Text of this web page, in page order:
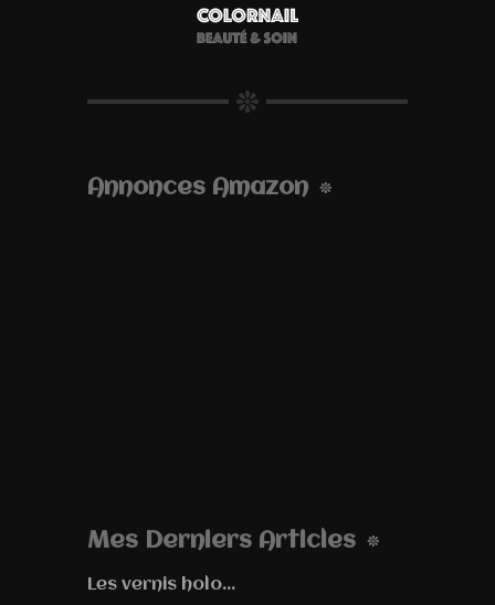
Annonces Amazon
Mes Derniers Articles
Les vernis holo...